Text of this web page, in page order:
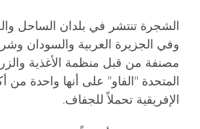
الشجرة تنتشر في بلدان الساحل
وفي الجزيرة العربية والسودان
مصنفة من قبل منظمة الأغذية
المتحدة "الفاو" على أنها واحدة من
الإفريقية تحملاً للجفاف.